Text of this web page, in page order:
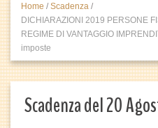
Home / Scadenza /
DICHIARAZIONI 2019 PERSONE
REGIME DI VANTAGGIO
imposte
Scadenza del 20